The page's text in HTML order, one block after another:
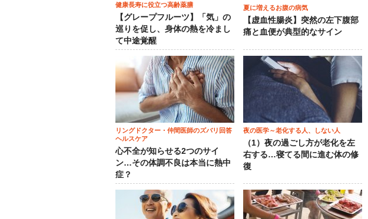
健康長寿に役立つ高齢薬膳
【グレープフルーツ】「気」の
巡りを促し、身体の熱を冷まし
て中途覚醒
夏に増えるお腹の病気
【虚血性腸炎】突然の左下腹部
痛と血便が典型的なサイン
リングドクター・仲間医師のズバリ回答
ヘルスケア
心不全が知らせる2つのサイ
ン…その体調不良は本当に熱中
症？
夜の医学～老化する人、しない人
（1）夜の過ごし方が老化を左
右する…寝てる間に進む体の修
復